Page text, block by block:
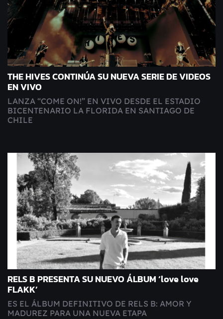
THE HIVES CONTINÚA SU NUEVA SERIE DE VIDEOS
EN VIVO
LANZA “COME ON!” EN VIVO DESDE EL ESTADIO
BICENTENARIO LA FLORIDA EN SANTIAGO DE
CHILE
RELS B PRESENTA SU NUEVO ÁLBUM ‘love love
FLAKK’
ES EL ÁLBUM DEFINITIVO DE RELS B: AMOR Y
MADUREZ PARA UNA NUEVA ETAPA